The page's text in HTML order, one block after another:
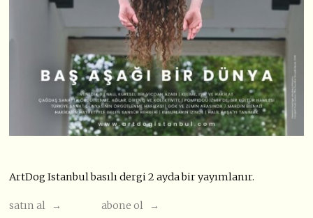
ArtDog Istanbul basılı dergi 2 ayda bir yayımlanır.
satın al → abone ol →